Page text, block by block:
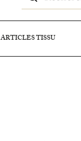
ARTICLES TISSU